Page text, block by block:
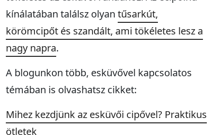
kínálatában találsz olyan tűsarkút,
körömcipőt és szandált, ami tökéletes lesz a
nagy napra.
A blogunkon több, esküvővel kapcsolatos
témában is olvashatsz cikket:
Mihez kezdjünk az esküvői cipővel? Praktikus
ötletek